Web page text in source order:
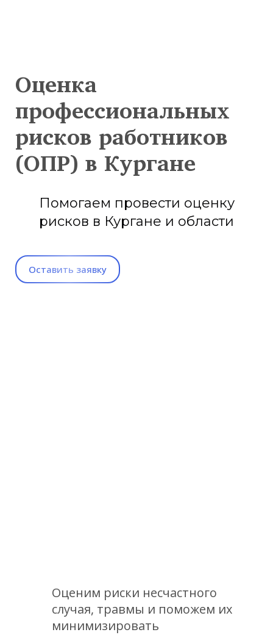
Оценка
профессиональных
рисков работников
(ОПР) в Кургане
Помогаем провести оценку
рисков в Кургане и области
Оставить заявку
Оценим риски несчастного
случая, травмы и поможем их
минимизировать